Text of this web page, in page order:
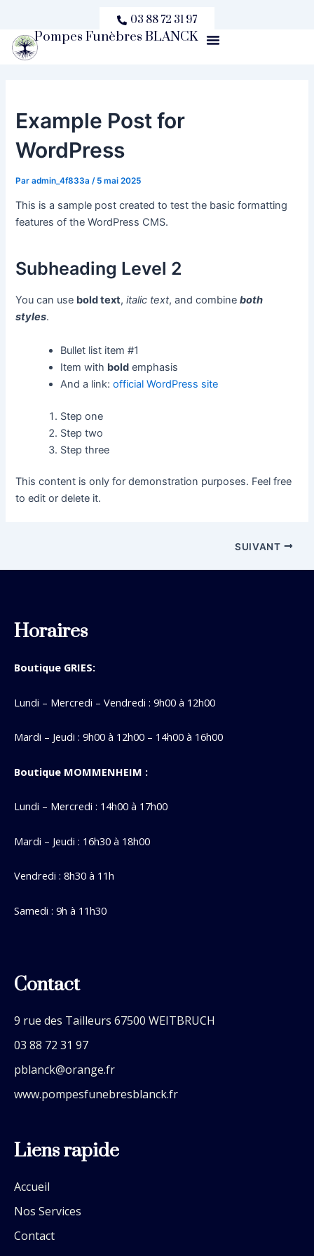
contenu
03 88 72 31 97
Pompes Funèbres BLANCK Menu
Example Post for
WordPress
Paradmin_4f833a / 5 mai 2025
This is a sample post created to test the basic formatting
features of the WordPress CMS.
Subheading Level 2
You can use bold text,italic text, and combineboth
styles.
Bullet list item #1
Item with bold emphasis
And a link:official WordPress site
Step one
Step two
Step three
This content is only for demonstration purposes. Feel free
to edit or delete it.
articles
SUIVANT
Horaires
Boutique GRIES:
Lundi – Mercredi – Vendredi : 9h00 à 12h00
Mardi – Jeudi : 9h00 à 12h00 – 14h00 à 16h00
Boutique MOMMENHEIM :
Lundi – Mercredi : 14h00 à 17h00
Mardi – Jeudi : 16h30 à 18h00
Vendredi : 8h30 à 11h
Samedi : 9h à 11h30
Contact
9 rue des Tailleurs 67500 WEITBRUCH
03 88 72 31 97
pblanck@orange.fr
www.pompesfunebresblanck.fr
Liens rapide
Accueil
Nos Services
Contact